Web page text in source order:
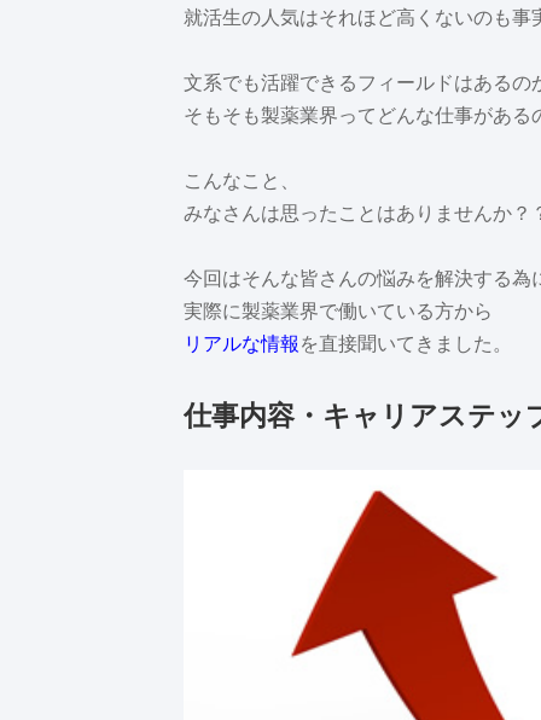
就活生の人気はそれほど高くないのも事
文系でも活躍できるフィールドはある
そもそも製薬業界ってどんな仕事があ
こんなこと、
みなさんは思ったことはありませんか？
今回はそんな皆さんの悩みを解決する為
実際に製薬業界で働いている方から
リアルな情報を直接聞いてきました。
仕事内容・キャリアステッ